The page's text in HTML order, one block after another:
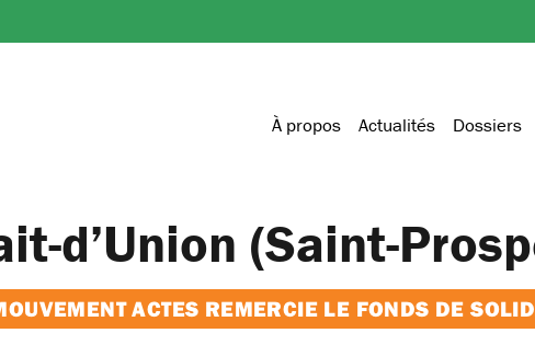
À propos Actualités Dossiers
d’Union (Saint-
ACTES REMERCIE LE FONDS DE